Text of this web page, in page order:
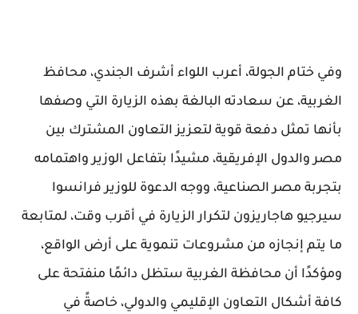
وفي ختام الجولة، أعرب اللواء أشرف الجندي، محافظ
الغربية، عن سعادته البالغة بهذه الزيارة التي وصفها
بأنها تمثل دفعة قوية لتعزيز التعاون المشترك بين
مصر والدول الإفريقية، مشيدًا بتفاعل الوزير واهتمامه
بتجربة مصر الصناعية، ووجه الدعوة للوزير فرانسوا
سيرجيو هاجاريزون لتكرار الزيارة في أقرب وقت، لمتابعة
ما يتم إنجازه من مشروعات تنموية على أرض الواقع،
ومؤكدًا أن محافظة الغربية ستظل دائمًا منفتحة على
كافة أشكال التعاون الإقليمي والدولي، خاصةً في